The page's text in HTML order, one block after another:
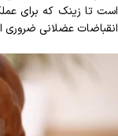
است تا زینک که برای
انقباضات عضلانی ضروری